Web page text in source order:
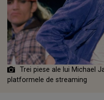
Trei piese ale lui Michael
platformele de streaming